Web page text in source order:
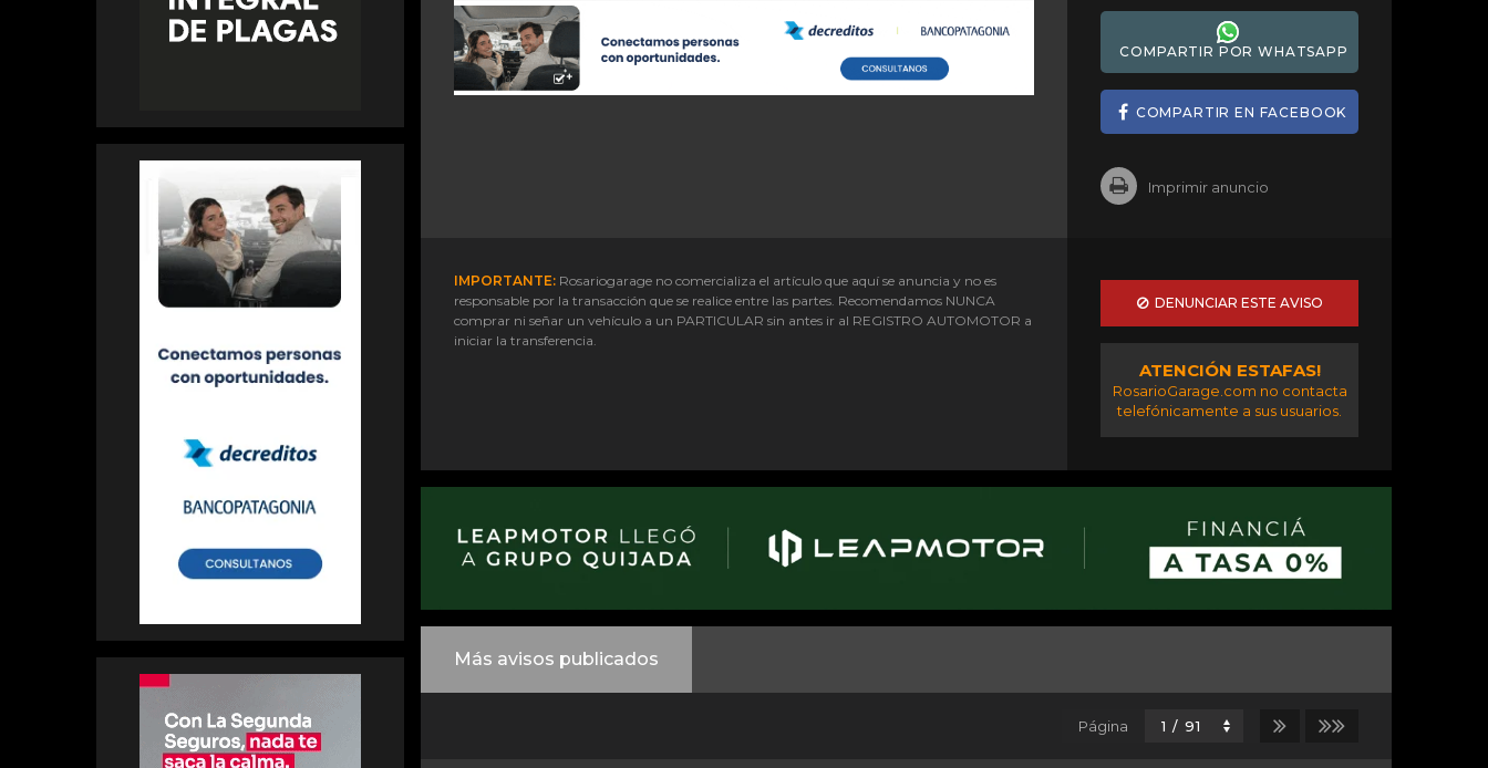
COMPARTIR POR WHATSAPP
COMPARTIR EN FACEBOOK
Imprimir anuncio
IMPORTANTE:Rosariogarage no comercializa el artículo que aquí se anuncia y no es
responsable por la transacción que se realice entre las partes. Recomendamos NUNCA
comprar ni señar un vehículo a un PARTICULAR sin antes ir al REGISTRO AUTOMOTOR a
iniciar la transferencia.
DENUNCIAR ESTE AVISO
ATENCIÓN ESTAFAS!
RosarioGarage.com no contacta
telefónicamente a sus usuarios.
Más avisos publicados
Página